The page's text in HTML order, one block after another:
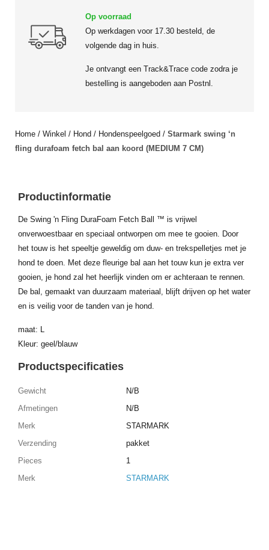
Op voorraad
Op werkdagen voor 17.30 besteld, de
volgende dag in huis.
Je ontvangt een Track&Trace code zodra je
bestelling is aangeboden aan Postnl.
Home / Winkel / Hond / Hondenspeelgoed / Starmark swing ‘n
fling durafoam fetch bal aan koord (MEDIUM 7 CM)
Productinformatie
De Swing 'n Fling DuraFoam Fetch Ball ™ is vrijwel
onverwoestbaar en speciaal ontworpen om mee te gooien. Door
het touw is het speeltje geweldig om duw- en trekspelletjes met je
hond te doen. Met deze fleurige bal aan het touw kun je extra ver
gooien, je hond zal het heerlijk vinden om er achteraan te rennen.
De bal, gemaakt van duurzaam materiaal, blijft drijven op het water
en is veilig voor de tanden van je hond.
maat: L
Kleur: geel/blauw
Productspecificaties
Gewicht
N/B
Afmetingen
N/B
Merk
STARMARK
Verzending
pakket
Pieces
1
Merk
STARMARK